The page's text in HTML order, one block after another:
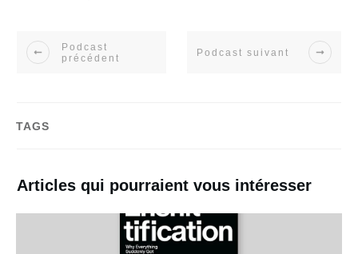
Podcast
précédent
Podcast suivant
TAGS
Articles qui pourraient vous intéresser